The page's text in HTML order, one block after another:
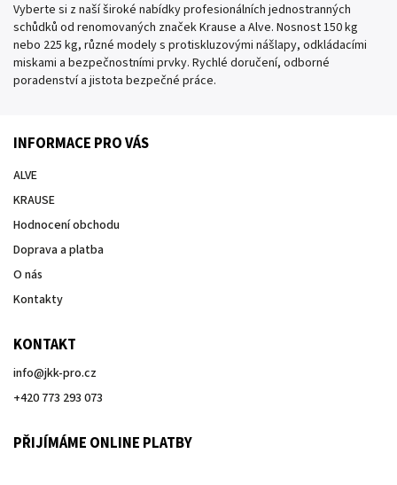
Vyberte si z naší široké nabídky profesionálních jednostranných
schůdků od renomovaných značek Krause a Alve. Nosnost 150 kg
nebo 225 kg, různé modely s protiskluzovými nášlapy, odkládacími
miskami a bezpečnostními prvky. Rychlé doručení, odborné
poradenství a jistota bezpečné práce.
INFORMACE PRO VÁS
ALVE
KRAUSE
Hodnocení obchodu
Doprava a platba
O nás
Kontakty
KONTAKT
info@jkk-pro.cz
+420 773 293 073
PŘIJÍMÁME ONLINE PLATBY